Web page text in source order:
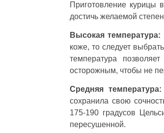
Приготовление курицы
достичь желаемой
Высокая температура:
коже, то следует
температура
осторожным, чтобы не
Средняя температура:
сохранила свою
175-190 градусов
пересушенной.